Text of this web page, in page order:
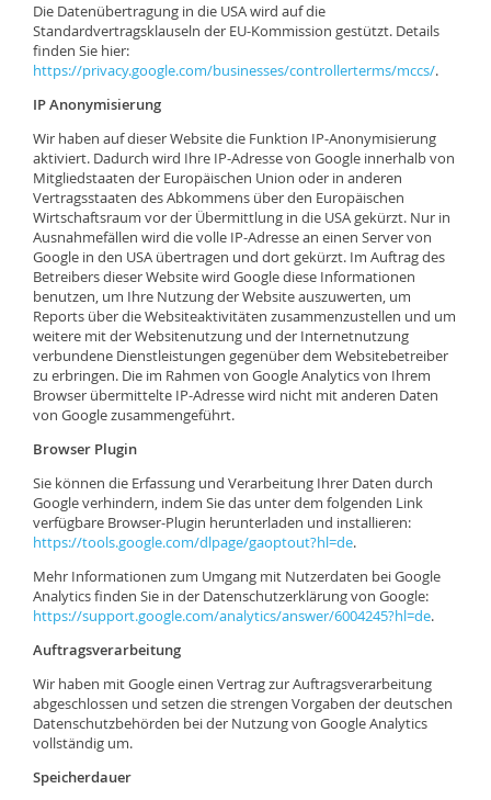
Die Datenübertragung in die USA wird auf die
Standardvertragsklauseln der EU-Kommission gestützt. Details
finden Sie hier:
https://privacy.google.com/businesses/controllerterms/mccs/.
IP Anonymisierung
Wir haben auf dieser Website die Funktion IP-Anonymisierung
aktiviert. Dadurch wird Ihre IP-Adresse von Google innerhalb von
Mitgliedstaaten der Europäischen Union oder in anderen
Vertragsstaaten des Abkommens über den Europäischen
Wirtschaftsraum vor der Übermittlung in die USA gekürzt. Nur in
Ausnahmefällen wird die volle IP-Adresse an einen Server von
Google in den USA übertragen und dort gekürzt. Im Auftrag des
Betreibers dieser Website wird Google diese Informationen
benutzen, um Ihre Nutzung der Website auszuwerten, um
Reports über die Websiteaktivitäten zusammenzustellen und um
weitere mit der Websitenutzung und der Internetnutzung
verbundene Dienstleistungen gegenüber dem Websitebetreiber
zu erbringen. Die im Rahmen von Google Analytics von Ihrem
Browser übermittelte IP-Adresse wird nicht mit anderen Daten
von Google zusammengeführt.
Browser Plugin
Sie können die Erfassung und Verarbeitung Ihrer Daten durch
Google verhindern, indem Sie das unter dem folgenden Link
verfügbare Browser-Plugin herunterladen und installieren:
https://tools.google.com/dlpage/gaoptout?hl=de.
Mehr Informationen zum Umgang mit Nutzerdaten bei Google
Analytics finden Sie in der Datenschutzerklärung von Google:
https://support.google.com/analytics/answer/6004245?hl=de.
Auftragsverarbeitung
Wir haben mit Google einen Vertrag zur Auftragsverarbeitung
abgeschlossen und setzen die strengen Vorgaben der deutschen
Datenschutzbehörden bei der Nutzung von Google Analytics
vollständig um.
Speicherdauer